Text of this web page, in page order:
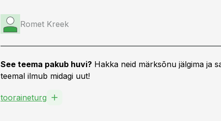
Romet Kreek
See teema pakub huvi? Hakka neid märksõnu jälgima ja
teemal ilmub midagi uut!
tooraineturg